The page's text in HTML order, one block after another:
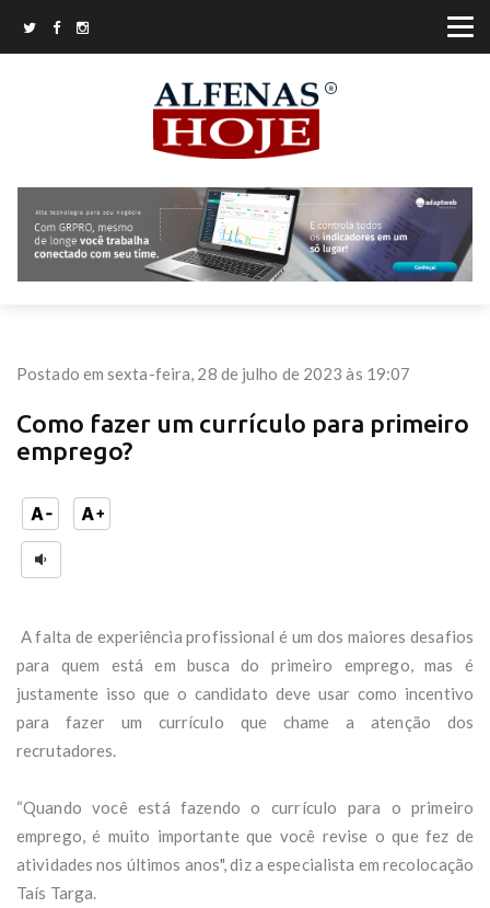
Postado em sexta-feira, 28 de julho de 2023 às 19:07
Como fazer um currículo para primeiro
emprego?
A falta de experiência profissional é um dos maiores desafios
para quem está em busca do primeiro emprego, mas é
justamente isso que o candidato deve usar como incentivo
para fazer um currículo que chame a atenção dos
recrutadores.
“Quando você está fazendo o currículo para o primeiro
emprego, é muito importante que você revise o que fez de
atividades nos últimos anos", diz a especialista em recolocação
Taís Targa.